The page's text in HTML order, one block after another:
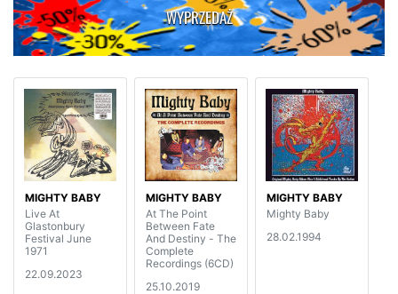
WYPRZEDAŻ
MIGHTY BABY
Live At
Glastonbury
Festival June
1971
22.09.2023
MIGHTY BABY
At The Point
Between Fate
And Destiny - The
Complete
Recordings (6CD)
25.10.2019
MIGHTY BABY
Mighty Baby
28.02.1994